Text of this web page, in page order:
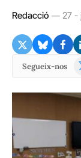
Redacció 27 -
Segueix-nos
X